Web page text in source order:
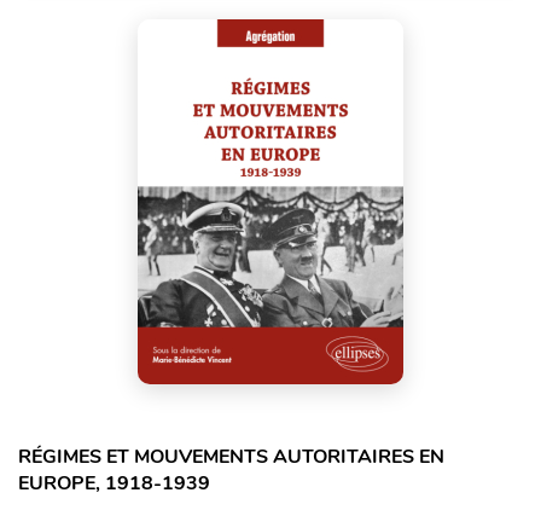
RÉGIMES ET MOUVEMENTS AUTORITAIRES EN
EUROPE, 1918-1939